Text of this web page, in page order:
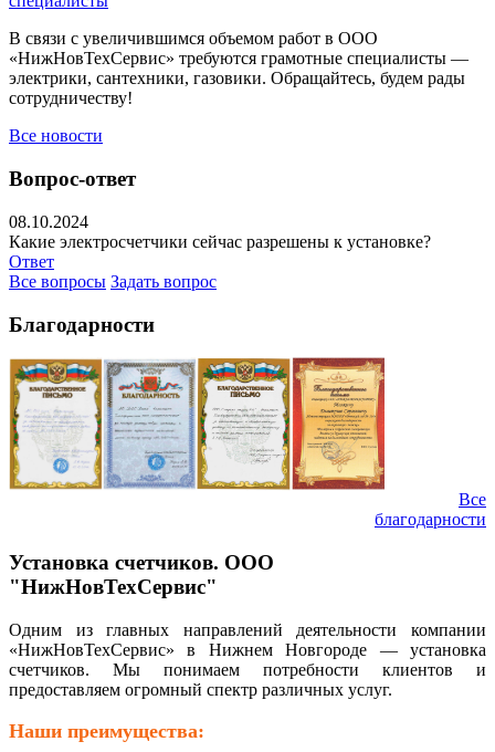
В связи с увеличившимся объемом работ в ООО
«НижНовТехСервис» требуются грамотные специалисты —
электрики, сантехники, газовики. Обращайтесь, будем рады
сотрудничеству!
Все новости
Вопрос-ответ
08.10.2024
Какие электросчетчики сейчас разрешены к установке?
Ответ
Все вопросы Задать вопрос
Благодарности
Все
благодарности
Установка счетчиков. ООО
"НижНовТехСервис"
Одним из главных направлений деятельности компании
«НижНовТехСервис» в Нижнем Новгороде — установка
счетчиков. Мы понимаем потребности клиентов и
предоставляем огромный спектр различных услуг.
Наши преимущества: